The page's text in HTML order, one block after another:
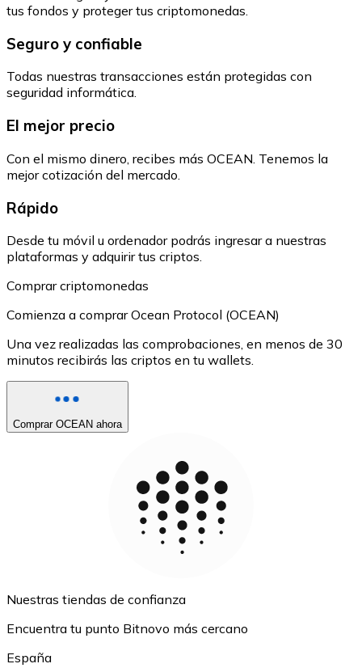
tus fondos y proteger tus criptomonedas.
Seguro y confiable
Todas nuestras transacciones están protegidas con
seguridad informática.
El mejor precio
Con el mismo dinero, recibes más OCEAN. Tenemos la
mejor cotización del mercado.
Rápido
Desde tu móvil u ordenador podrás ingresar a nuestras
plataformas y adquirir tus criptos.
Comprar criptomonedas
Comienza a comprar Ocean Protocol (OCEAN)
Una vez realizadas las comprobaciones, en menos de 30
minutos recibirás las criptos en tu wallets.
Comprar OCEAN ahora
Nuestras tiendas de confianza
Encuentra tu punto Bitnovo más cercano
España